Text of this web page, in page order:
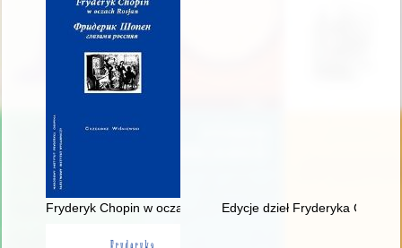
Fryderyk Chopin w oczach Rosjan. Antologia. Friderik źopen
Edycje dzieł Fryderyka